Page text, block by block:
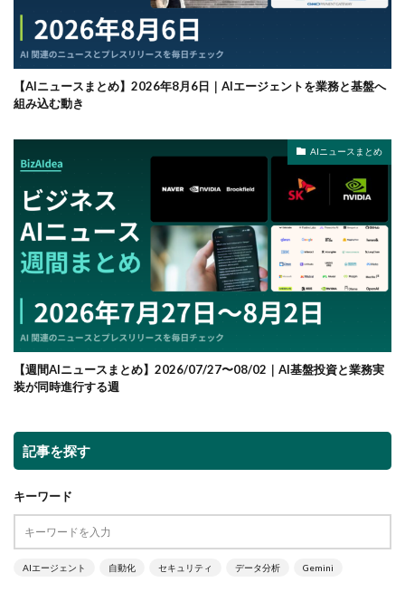
【AIニュースまとめ】2026年8月6日｜AIエージェントを業務と基盤へ
組み込む動き
AIニュースまとめ
【週間AIニュースまとめ】2026/07/27〜08/02｜AI基盤投資と業務実
装が同時進行する週
記事を探す
キーワード
AIエージェント 自動化 セキュリティ データ分析 Gemini